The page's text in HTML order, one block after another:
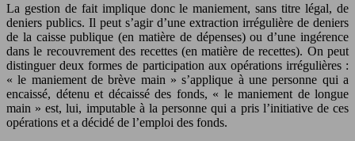
La gestion de fait implique donc le maniement, sans titre légal, de
deniers publics. Il peut s’agir d’une extraction irrégulière de deniers
de la caisse publique (en matière de dépenses) ou d’une ingérence
dans le recouvrement des recettes (en matière de recettes). On peut
distinguer deux formes de participation aux opérations irrégulières :
« le maniement de brève main » s’applique à une personne qui a
encaissé, détenu et décaissé des fonds, « le maniement de longue
main » est, lui, imputable à la personne qui a pris l’initiative de ces
opérations et a décidé de l’emploi des fonds.